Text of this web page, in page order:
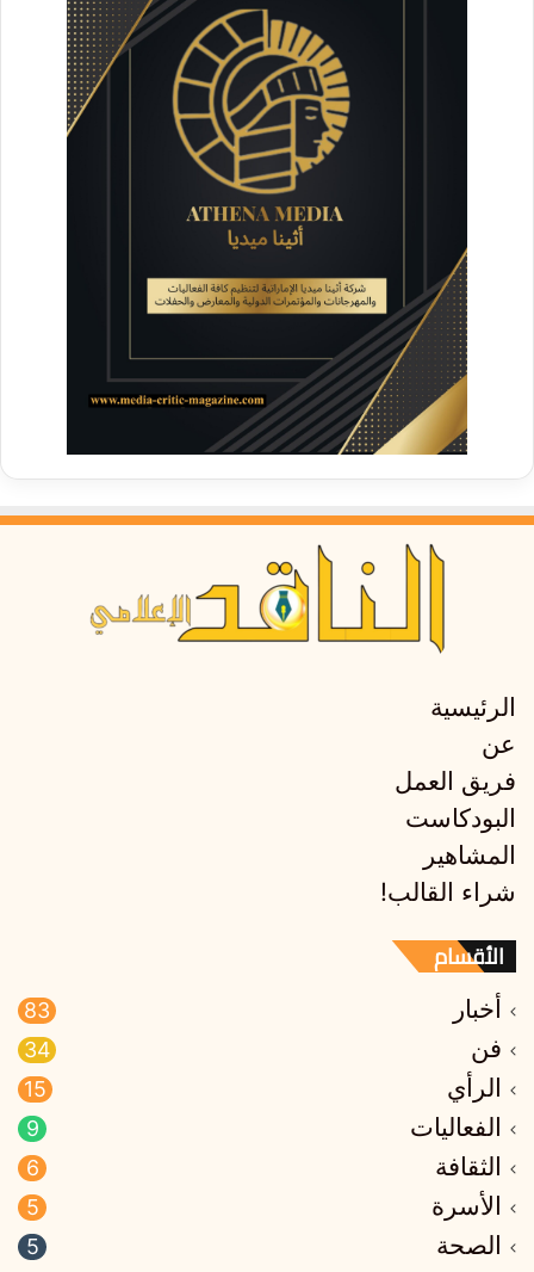
الرئيسية
عن
فريق العمل
البودكاست
المشاهير
شراء القالب!
الأقسام
أخبار 83
فن 34
الرأي 15
الفعاليات 9
الثقافة 6
الأسرة 5
الصحة 5